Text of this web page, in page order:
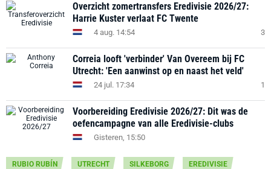
Overzicht zomertransfers Eredivisie 2026/27:
Harrie Kuster verlaat FC Twente
4 aug. 14:54 3
Correia looft 'verbinder' Van Overeem bij FC
Utrecht: 'Een aanwinst op en naast het veld'
24 jul. 17:34 1
Voorbereiding Eredivisie 2026/27: Dit was de
oefencampagne van alle Eredivisie-clubs
Gisteren, 15:50
RUBIO RUBÍN UTRECHT SILKEBORG EREDIVISIE